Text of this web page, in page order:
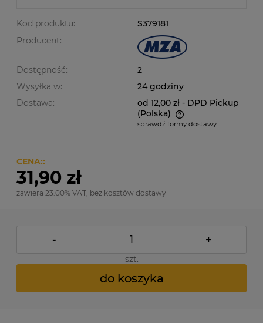
Kod produktu:
S379181
Producent:
Dostępność:
2
Wysyłka w:
24 godziny
Dostawa:
od 12,00 zł - DPD Pickup
(Polska)
Cena nie zawiera ewentualnych kosztów płatności
sprawdź formy dostawy
CENA::
31,90 zł
zawiera 23.00% VAT, bez kosztów dostawy
- +
szt.
do koszyka